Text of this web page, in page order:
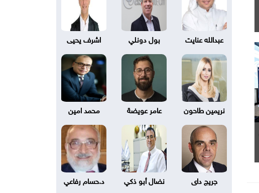
عبدالله عنايت بول دونلي اشرف يحيى
نريمين طاحون عامر عويضة محمد امين
جريج داى نضال أبو ذكي د.حسام رفاعي